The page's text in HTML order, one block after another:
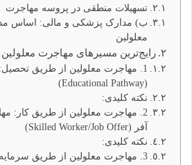
تسهیلات منطقی در پروسه مهاجرت
ب) مدارک پزشکی و مالی: اساس
معلولین
رایج‌ترین مسیرهای مهاجرت معلولین
1. مهاجرت معلولین از طریق
(Educational Pathway)
نکته کلیدی:
2. مهاجرت معلولین از طریق کار:
آفر (Skilled Worker/Job Offer)
نکته کلیدی:
3. مهاجرت معلولین از طریق